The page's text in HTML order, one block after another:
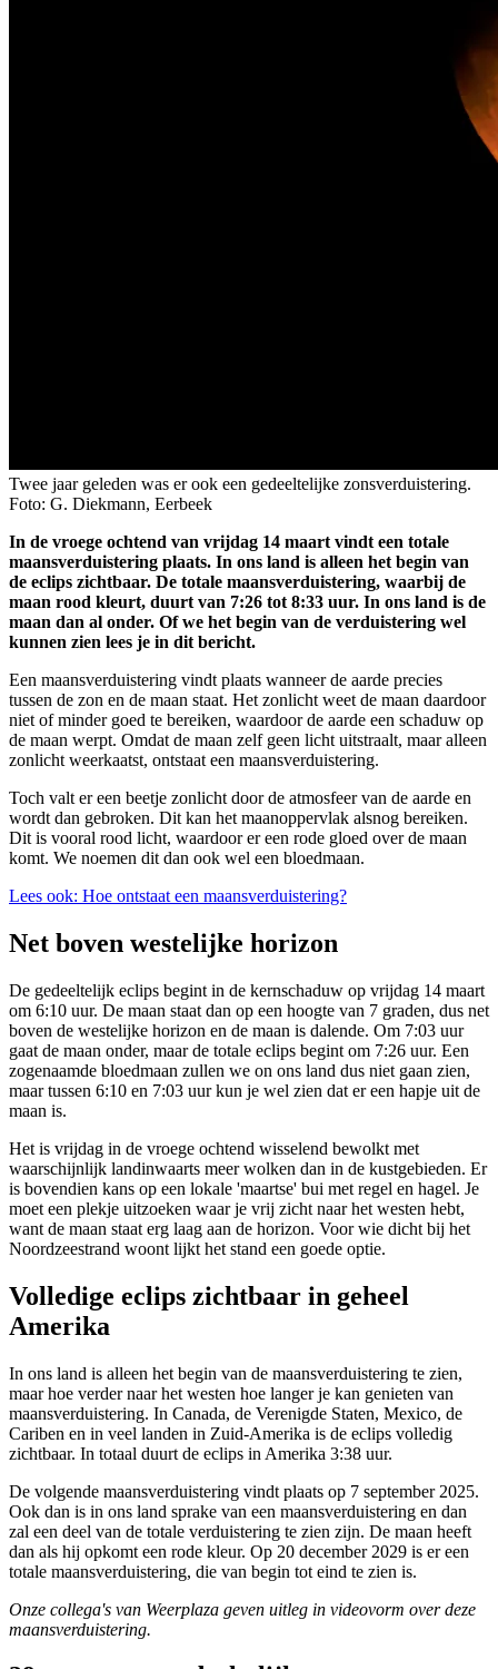
Twee jaar geleden was er ook een gedeeltelijke zonsverduistering.
Foto: G. Diekmann, Eerbeek
In de vroege ochtend van vrijdag 14 maart vindt een totale
maansverduistering plaats. In ons land is alleen het begin van
de eclips zichtbaar. De totale maansverduistering, waarbij de
maan rood kleurt, duurt van 7:26 tot 8:33 uur. In ons land is de
maan dan al onder. Of we het begin van de verduistering wel
kunnen zien lees je in dit bericht.
Een maansverduistering vindt plaats wanneer de aarde precies
tussen de zon en de maan staat. Het zonlicht weet de maan daardoor
niet of minder goed te bereiken, waardoor de aarde een schaduw op
de maan werpt. Omdat de maan zelf geen licht uitstraalt, maar alleen
zonlicht weerkaatst, ontstaat een maansverduistering.
Toch valt er een beetje zonlicht door de atmosfeer van de aarde en
wordt dan gebroken. Dit kan het maanoppervlak alsnog bereiken.
Dit is vooral rood licht, waardoor er een rode gloed over de maan
komt. We noemen dit dan ook wel een bloedmaan.
Lees ook: Hoe ontstaat een maansverduistering?
Net boven westelijke horizon
De gedeeltelijk eclips begint in de kernschaduw op vrijdag 14 maart
om 6:10 uur. De maan staat dan op een hoogte van 7 graden, dus net
boven de westelijke horizon en de maan is dalende. Om 7:03 uur
gaat de maan onder, maar de totale eclips begint om 7:26 uur. Een
zogenaamde bloedmaan zullen we on ons land dus niet gaan zien,
maar tussen 6:10 en 7:03 uur kun je wel zien dat er een hapje uit de
maan is.
Het is vrijdag in de vroege ochtend wisselend bewolkt met
waarschijnlijk landinwaarts meer wolken dan in de kustgebieden. Er
is bovendien kans op een lokale 'maartse' bui met regel en hagel. Je
moet een plekje uitzoeken waar je vrij zicht naar het westen hebt,
want de maan staat erg laag aan de horizon. Voor wie dicht bij het
Noordzeestrand woont lijkt het stand een goede optie.
Volledige eclips zichtbaar in geheel
Amerika
In ons land is alleen het begin van de maansverduistering te zien,
maar hoe verder naar het westen hoe langer je kan genieten van
maansverduistering. In Canada, de Verenigde Staten, Mexico, de
Cariben en in veel landen in Zuid-Amerika is de eclips volledig
zichtbaar. In totaal duurt de eclips in Amerika 3:38 uur.
De volgende maansverduistering vindt plaats op 7 september 2025.
Ook dan is in ons land sprake van een maansverduistering en dan
zal een deel van de totale verduistering te zien zijn. De maan heeft
dan als hij opkomt een rode kleur. Op 20 december 2029 is er een
totale maansverduistering, die van begin tot eind te zien is.
Onze collega's van Weerplaza geven uitleg in videovorm over deze
maansverduistering.